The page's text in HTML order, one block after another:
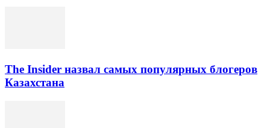
The Insider назвал самых популярных блогеров
Казахстана